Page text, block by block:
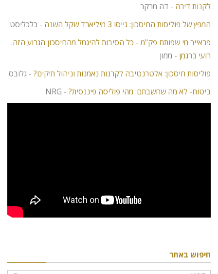
לקנות דירה - דה מרקר
המפץ של פוליסות החיסכון: גייסו 3 מיליארד שקל השנה
- כלכליסט
פראייר מי שפותח פק"מ - כל הסיבות להיגמל מהחיסכון הגרוע הזה.
רועי ברגמן - ממון
פוליסות חיסכון: אלטרנטיבה לקרנות נאמנות וניהול תיקים? - גלובס
ביטוח- לא מה שחשבתם: מהי פוליסה פיננסית? - NRG
חיפוש באתר